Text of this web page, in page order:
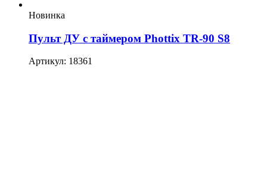
Новинка
Пульт ДУ с таймером Phottix TR-90 S8
Артикул: 18361